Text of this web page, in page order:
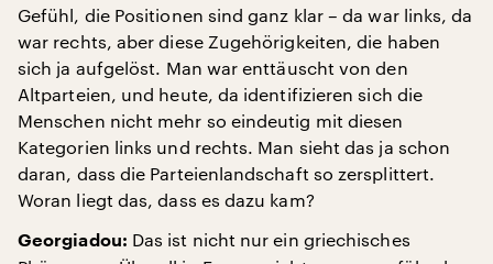
Gefühl, die Positionen sind ganz klar – da war links, da
war rechts, aber diese Zugehörigkeiten, die haben
sich ja aufgelöst. Man war enttäuscht von den
Altparteien, und heute, da identifizieren sich die
Menschen nicht mehr so eindeutig mit diesen
Kategorien links und rechts. Man sieht das ja schon
daran, dass die Parteienlandschaft so zersplittert.
Woran liegt das, dass es dazu kam?
Georgiadou: Das ist nicht nur ein griechisches